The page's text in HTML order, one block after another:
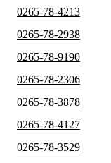
0265-78-4213
0265-78-2938
0265-78-9190
0265-78-2306
0265-78-3878
0265-78-4127
0265-78-3529